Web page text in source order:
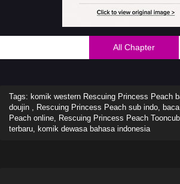
All Chapter
Tags: komik western Rescuing Princess Peach
doujin , Rescuing Princess Peach sub indo,
Peach online, Rescuing Princess Peach
terbaru, komik dewasa bahasa indonesia